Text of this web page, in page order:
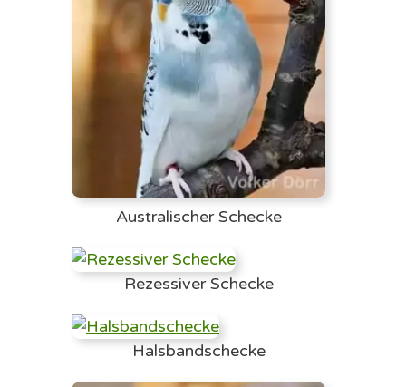
Australischer Schecke
Rezessiver Schecke
Halsbandschecke